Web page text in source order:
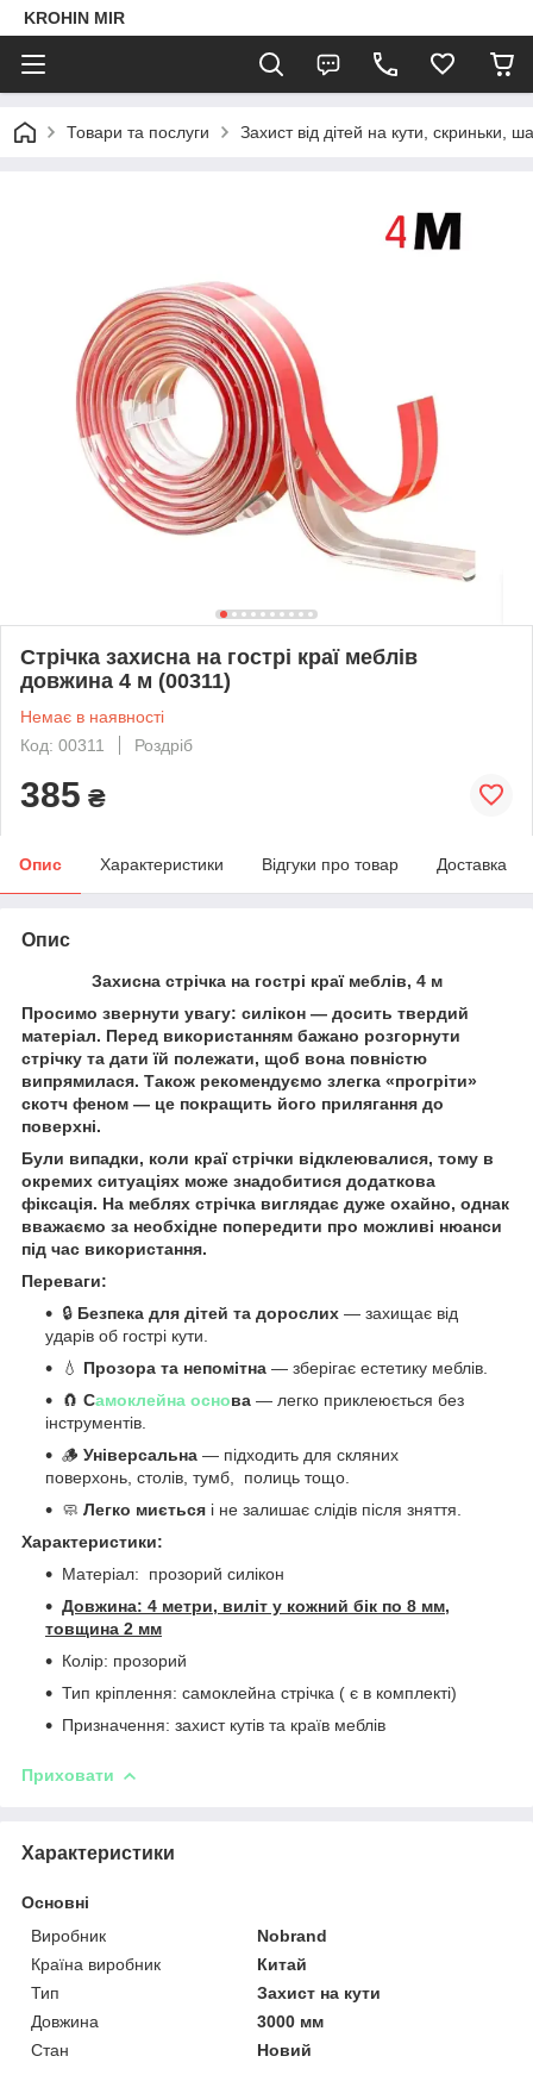
KROHIN MIR
Товари та послуги Захист від дітей на кути, скриньки,
Стрічка захисна на гострі краї меблів
довжина 4 м (00311)
Немає в наявності
Код: 00311
Роздріб
385 ₴
Опис Характеристики Відгуки про товар Доставка
Опис
Захисна стрічка на гострі краї меблів, 4 м
Просимо звернути увагу: силікон — досить твердий
матеріал. Перед використанням бажано розгорнути
стрічку та дати їй полежати, щоб вона повністю
випрямилася. Також рекомендуємо злегка «прогріти»
скотч феном — це покращить його прилягання до
поверхні.
Були випадки, коли краї стрічки відклеювалися, тому в
окремих ситуаціях може знадобитися додаткова
фіксація. На меблях стрічка виглядає дуже охайно, однак
вважаємо за необхідне попередити про можливі нюанси
під час використання.
Переваги:
🔒 Безпека для дітей та дорослих — захищає від
ударів об гострі кути.
💧 Прозора та непомітна — зберігає естетику меблів.
🧲 Самоклейна основа — легко приклеюється без
інструментів.
🪵 Універсальна — підходить для скляних
поверхонь, столів, тумб, полиць тощо.
🧼 Легко миється і не залишає слідів після зняття.
Характеристики:
Матеріал: прозорий силікон
Довжина: 4 метри, виліт у кожний бік по 8 мм,
товщина 2 мм
Колір: прозорий
Тип кріплення: самоклейна стрічка ( є в комплекті)
Призначення: захист кутів та країв меблів
Приховати
Характеристики
Основні
Виробник
Nobrand
Країна виробник
Китай
Тип
Захист на кути
Довжина
3000 мм
Стан
Новий